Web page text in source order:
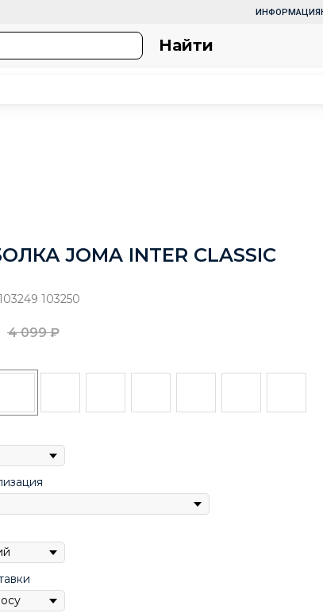
ИНФОРМАЦИЯ
Найти
JOMA INTER CLASSIC
103250
4 099 ₽